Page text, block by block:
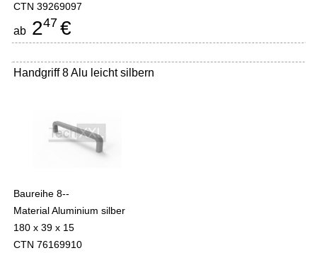
CTN 39269097
ab 247 €
Handgriff 8 Alu leicht silbern
Baureihe 8--
Material Aluminium silber
180 x 39 x 15
CTN 76169910